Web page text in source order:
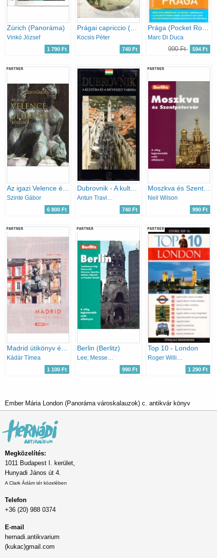
Zürich (Panoráma)
Vinkó József
1 790 Ft
Kocsis Péter
740 Ft
Prága (Pocket Rough Guides) (kivehető térképpel)
Marc Di Duca
990 Ft 594 Ft
PARTNER
Szinte Gábor
6 800 Ft 740 Ft
PARTNER
Moszkva és Szentpétervár (Berlitz)
Neil Wilson
990 Ft
PARTNER
Madrid útikönyv és térkép (2004-2005)
Kádár Tímea
1 100 Ft
PARTNER
Berlin (Berlitz)
Lee; Messenger; Altman
990 Ft
PARTNER
Top 10 - London
Roger Williams
1 290 Ft
Ember Mária London (Panoráma városkalauzok) c. antikvár könyv
Megközelítés:
1011 Budapest I. kerület,
Hunyadi János út 4.
A Clark Ádám tér közelében
Telefon
+36 (20) 988 0374
E-mail
hernadi.antikvarium
(kukac)gmail.com